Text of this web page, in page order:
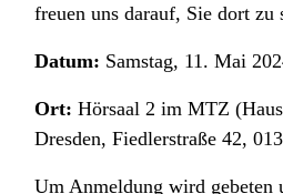
freuen uns darauf, Sie dort zu
Datum: Samstag, 11. Mai
Ort: Hörsaal 2 im MTZ
Dresden, Fiedlerstraße 42,
Um Anmeldung wird gebeten